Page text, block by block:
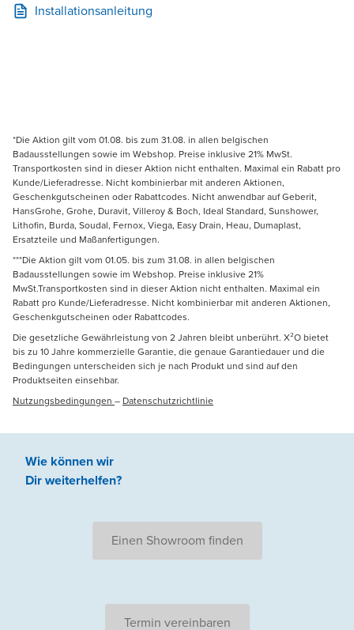
Installationsanleitung
*Die Aktion gilt vom 01.08. bis zum 31.08. in allen belgischen
Badausstellungen sowie im Webshop. Preise inklusive 21% MwSt.
Transportkosten sind in dieser Aktion nicht enthalten. Maximal ein Rabatt pro
Kunde/Lieferadresse. Nicht kombinierbar mit anderen Aktionen,
Geschenkgutscheinen oder Rabattcodes. Nicht anwendbar auf Geberit,
HansGrohe, Grohe, Duravit, Villeroy & Boch, Ideal Standard, Sunshower,
Lithofin, Burda, Soudal, Fernox, Viega, Easy Drain, Heau, Dumaplast,
Ersatzteile und Maßanfertigungen.
***Die Aktion gilt vom 01.05. bis zum 31.08. in allen belgischen
Badausstellungen sowie im Webshop. Preise inklusive 21%
MwSt.Transportkosten sind in dieser Aktion nicht enthalten. Maximal ein
Rabatt pro Kunde/Lieferadresse. Nicht kombinierbar mit anderen Aktionen,
Geschenkgutscheinen oder Rabattcodes.
Die gesetzliche Gewährleistung von 2 Jahren bleibt unberührt. X²O bietet
bis zu 10 Jahre kommerzielle Garantie, die genaue Garantiedauer und die
Bedingungen unterscheiden sich je nach Produkt und sind auf den
Produktseiten einsehbar.
Nutzungsbedingungen – Datenschutzrichtlinie
Wie können wir
Dir weiterhelfen?
Einen Showroom finden
Termin vereinbaren